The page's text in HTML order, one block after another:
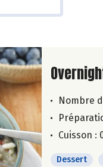
Lire la
Nombre
Cuisson :
Dessert